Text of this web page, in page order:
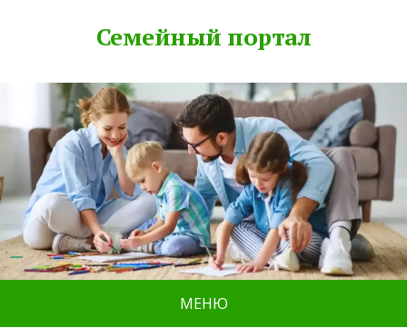
Семейный портал
МЕНЮ